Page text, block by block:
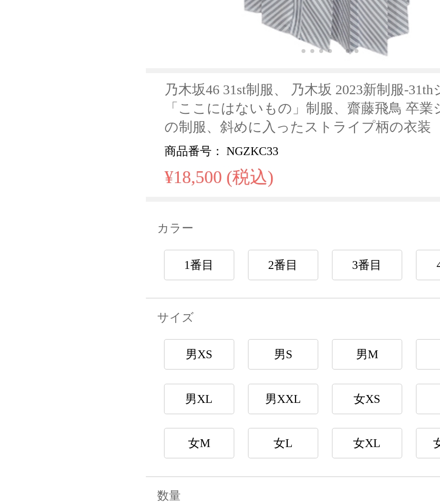
乃木坂46 31st制服、 乃木坂 2023新制服-
「ここにはないもの」制服、齋藤飛鳥 卒業
の制服、斜めに入ったストライプ柄の衣装
商品番号： NGZKC33
¥18,500 (税込)
カラー
1番目 2番目 3番目
サイズ
男XS 男S 男M
男XL 男XXL 女XS
女M 女L 女XL
数量